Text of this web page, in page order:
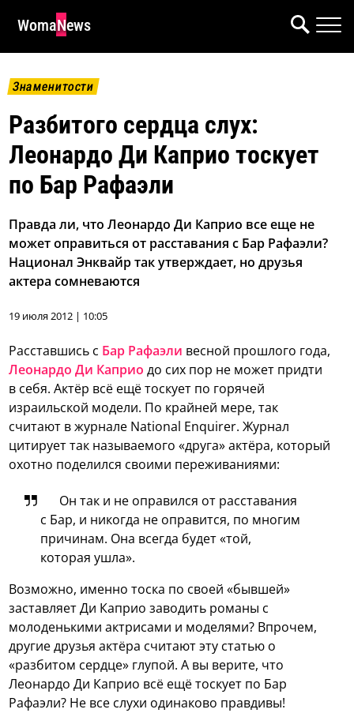
WomaNews
Знаменитости
Разбитого сердца слух:
Леонардо Ди Каприо тоскует
по Бар Рафаэли
Правда ли, что Леонардо Ди Каприо все еще не
может оправиться от расставания с Бар Рафаэли?
Национал Энквайр так утверждает, но друзья
актера сомневаются
19 июля 2012 | 10:05
Расставшись с Бар Рафаэли весной прошлого года,
Леонардо Ди Каприо до сих пор не может придти
в себя. Актёр всё ещё тоскует по горячей
израильской модели. По крайней мере, так
считают в журнале National Enquirer. Журнал
цитирует так называемого «друга» актёра, который
охотно поделился своими переживаниями:
Он так и не оправился от расставания
с Бар, и никогда не оправится, по многим
причинам. Она всегда будет «той,
которая ушла».
Возможно, именно тоска по своей «бывшей»
заставляет Ди Каприо заводить романы с
молоденькими актрисами и моделями? Впрочем,
другие друзья актёра считают эту статью о
«разбитом сердце» глупой. А вы верите, что
Леонардо Ди Каприо всё ещё тоскует по Бар
Рафаэли? Не все слухи одинаково правдивы!